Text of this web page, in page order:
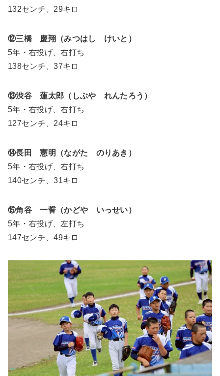
132センチ、29キロ
⑫三橋 慶翔（みつはし けいと）
5年・右投げ、右打ち
138センチ、37キロ
⑬渋谷 蓮太郎（しぶや れんたろう）
5年・右投げ、右打ち
127センチ、24キロ
⑭長田 憲明（ながた のりあき）
5年・右投げ、右打ち
140センチ、31キロ
⑮角谷 一誓（かどや いっせい）
5年・右投げ、左打ち
147センチ、49キロ